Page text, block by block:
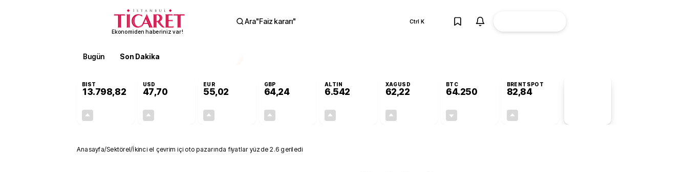
Ekonomiden haberiniz var!
Ara"Faiz kararı" Ctrl K
Bugün Son Dakika
BIST
13.798,82
USD
47,70
EUR
55,02
GBP
64,24
ALTIN
6.542
XAGUSD
62,22
BTC
64.250
BRENTSPOT
82,84
Anasayfa/Sektörel/İkinci el çevrim içi oto pazarında fiyatlar yüzde 2.6 geriledi